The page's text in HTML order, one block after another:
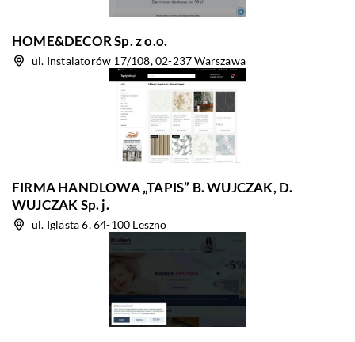
HOME&DECOR Sp. z o.o.
ul. Instalatorów 17/108, 02-237 Warszawa
FIRMA HANDLOWA „TAPIS” B. WUJCZAK, D.
WUJCZAK Sp. j.
ul. Iglasta 6, 64-100 Leszno